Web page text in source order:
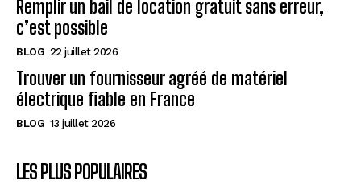
Remplir un bail de location gratuit sans erreur,
c’est possible
BLOG 22 juillet 2026
Trouver un fournisseur agréé de matériel
électrique fiable en France
BLOG 13 juillet 2026
LES PLUS POPULAIRES